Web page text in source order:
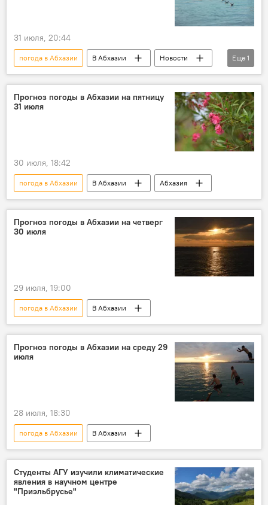
31 июля, 20:44
погода в Абхазии В Абхазии
Новости
Абхазия
Еще 1
Прогноз погоды в Абхазии на пятницу
31 июля
30 июля, 18:42
погода в Абхазии В Абхазии Абхазия
Прогноз погоды в Абхазии на четверг
30 июля
29 июля, 19:00
погода в Абхазии В Абхазии
Прогноз погоды в Абхазии на среду 29
июля
28 июля, 18:30
погода в Абхазии В Абхазии
Студенты АГУ изучили климатические
явления в научном центре
"Приэльбрусье"